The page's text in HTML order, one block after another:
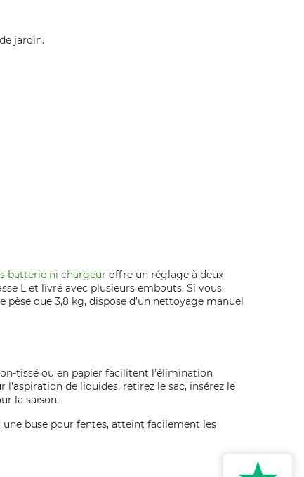
jardin.
batterie ni chargeur offre un réglage à deux
L et livré avec plusieurs embouts. Si vous
pèse que 3,8 kg, dispose d’un nettoyage manuel
ou en papier facilitent l’élimination
de liquides, retirez le sac, insérez le
la saison.
buse pour fentes, atteint facilement les